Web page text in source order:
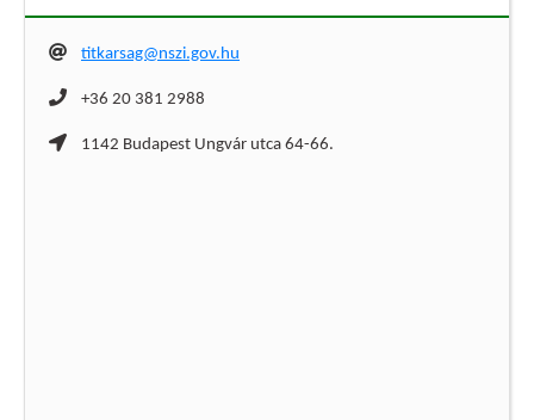
titkarsag@nszi.gov.hu
+36 20 381 2988
1142 Budapest Ungvár utca 64-66.